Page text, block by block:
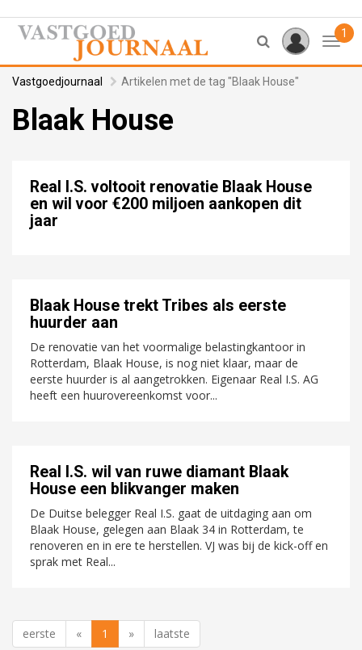
1
Vastgoedjournaal Artikelen met de tag "Blaak House"
Blaak House
Real I.S. voltooit renovatie Blaak House
en wil voor €200 miljoen aankopen dit
jaar
Blaak House trekt Tribes als eerste
huurder aan
De renovatie van het voormalige belastingkantoor in
Rotterdam, Blaak House, is nog niet klaar, maar de
eerste huurder is al aangetrokken. Eigenaar Real I.S. AG
heeft een huurovereenkomst voor...
Real I.S. wil van ruwe diamant Blaak
House een blikvanger maken
De Duitse belegger Real I.S. gaat de uitdaging aan om
Blaak House, gelegen aan Blaak 34 in Rotterdam, te
renoveren en in ere te herstellen. VJ was bij de kick-off en
sprak met Real...
eerste « 1 » laatste